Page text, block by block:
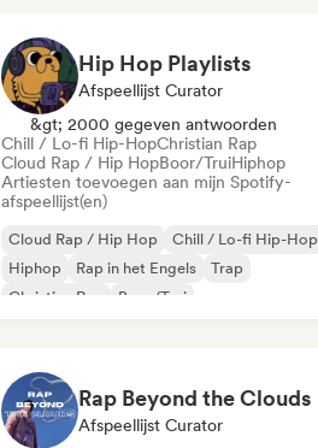
Hip Hop Playlists
Afspeellijst Curator
&gt; 2000 gegeven antwoorden
Chill / Lo-fi Hip-HopChristian Rap
Cloud Rap / Hip HopBoor/TruiHiphop
Artiesten toevoegen aan mijn Spotify-
afspeellijst(en)
Cloud Rap / Hip Hop
Chill / Lo-fi Hip-Hop
Hiphop
Rap in het Engels
Trap
Christian Rap
Boor/Trui
Rap Beyond the Clouds
Afspeellijst Curator